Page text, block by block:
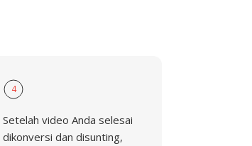
4
Setelah video Anda selesai
dikonversi dan disunting,